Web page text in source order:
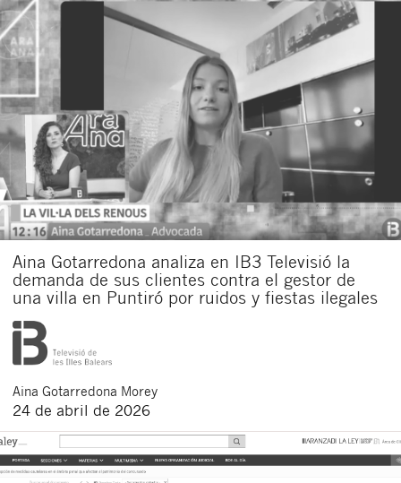
Aina Gotarredona analiza en IB3 Televisió la
demanda de sus clientes contra el gestor de
una villa en Puntiró por ruidos y fiestas ilegales
Aina Gotarredona Morey
24 de abril de 2026